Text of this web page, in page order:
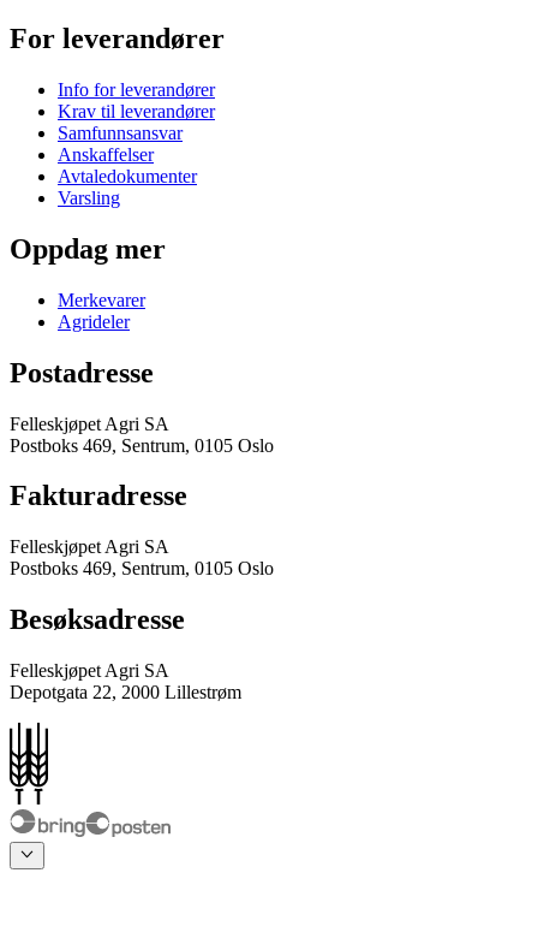
For leverandører
Info for leverandører
Krav til leverandører
Samfunnsansvar
Anskaffelser
Avtaledokumenter
Varsling
Oppdag mer
Merkevarer
Agrideler
Postadresse
Felleskjøpet Agri SA
Postboks 469, Sentrum, 0105 Oslo
Fakturadresse
Felleskjøpet Agri SA
Postboks 469, Sentrum, 0105 Oslo
Besøksadresse
Felleskjøpet Agri SA
Depotgata 22, 2000 Lillestrøm